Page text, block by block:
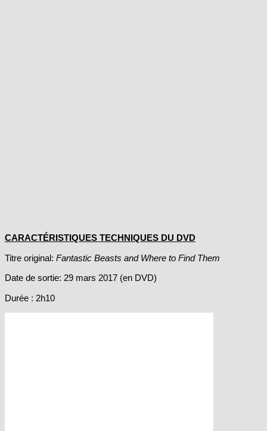
Titre original:Fantastic Beasts and Where to Find Them
Date de sortie: 29 mars 2017 (en DVD)
Durée : 2h10